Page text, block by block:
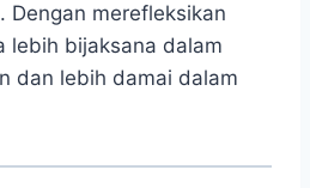
Dengan merefleksikan
lebih bijaksana dalam
dan lebih damai dalam